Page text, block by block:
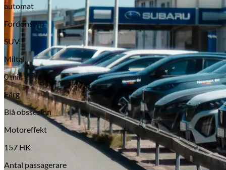
Serviceverkstad
automat
Fordonstyp
SUV
Miltal
0 mil
Färg
Blå obssesion
Motoreffekt
157 HK
Antal passagerare